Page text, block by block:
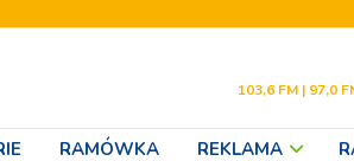
103,6 FM | 97,0
RAMÓWKA REKLAMA